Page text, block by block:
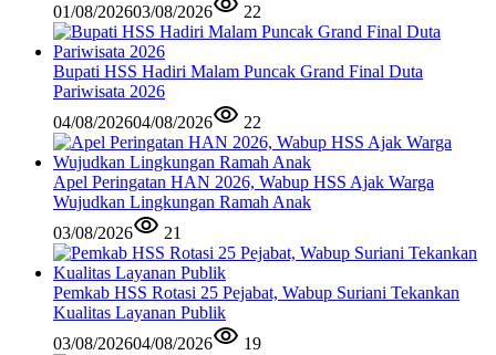
01/08/202603/08/2026 22
Bupati HSS Hadiri Malam Puncak Grand Final Duta
Pariwisata 2026
04/08/202604/08/2026 22
Apel Peringatan HAN 2026, Wabup HSS Ajak Warga
Wujudkan Lingkungan Ramah Anak
03/08/2026
21
Pemkab HSS Rotasi 25 Pejabat, Wabup Suriani Tekankan
Kualitas Layanan Publik
03/08/202604/08/2026 19